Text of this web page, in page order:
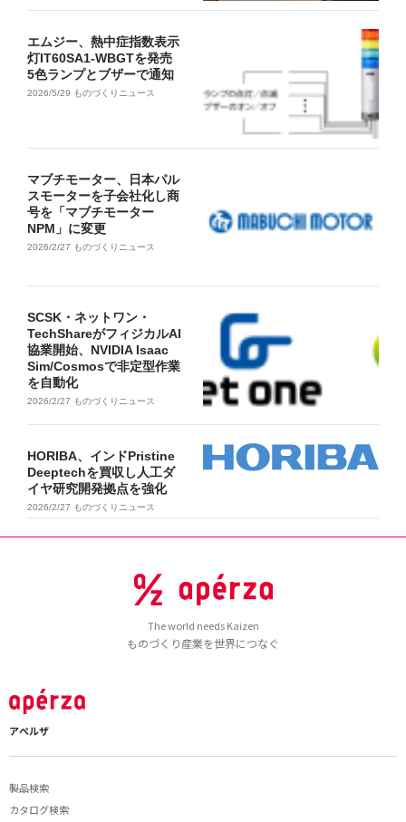
エムジー、熱中症指数表示
灯IT60SA1-WBGTを発売
5色ランプとブザーで通知
2026/5/29 ものづくりニュース
マブチモーター、日本パル
スモーターを子会社化し商
号を「マブチモーター
NPM」に変更
2026/2/27 ものづくりニュース
SCSK・ネットワン・
TechShareがフィジカルAI
協業開始、NVIDIA Isaac
Sim/Cosmosで非定型作業
を自動化
2026/2/27 ものづくりニュース
HORIBA、インドPristine
Deeptechを買収し人工ダ
イヤ研究開発拠点を強化
2026/2/27 ものづくりニュース
The world needs Kaizen
ものづくり産業を世界につなぐ
アペルザ
製品検索
カタログ検索